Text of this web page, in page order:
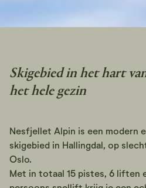
Skigebied in het hart
het hele gezin
Nesfjellet Alpin is een modern
skigebied in Hallingdal, op
Oslo.
Met in totaal 15 pistes, 6 liften